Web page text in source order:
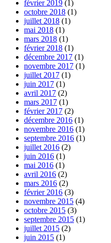
février 2019 (1)
octobre 2018 (1)
juillet 2018 (1)
mai 2018 (1)
mars 2018 (1)
février 2018 (1)
décembre 2017 (1)
novembre 2017 (1)
juillet 2017 (1)
juin 2017 (1)
avril 2017 (2)
mars 2017 (1)
février 2017 (2)
décembre 2016 (1)
novembre 2016 (1)
septembre 2016 (1)
juillet 2016 (2)
juin 2016 (1)
mai 2016 (1)
avril 2016 (2)
mars 2016 (2)
février 2016 (3)
novembre 2015 (4)
octobre 2015 (3)
septembre 2015 (1)
juillet 2015 (2)
juin 2015 (1)